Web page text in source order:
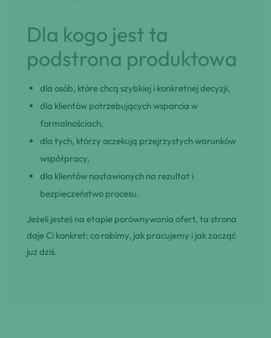
Dla kogo jest ta
podstrona produktowa
dla osób, które chcą szybkiej i konkretnej decyzji,
dla klientów potrzebujących wsparcia w
formalnościach,
dla tych, którzy oczekują przejrzystych warunków
współpracy,
dla klientów nastawionych na rezultat i
bezpieczeństwo procesu.
Jeżeli jesteś na etapie porównywania ofert, ta strona
daje Ci konkret: co robimy, jak pracujemy i jak zacząć
już dziś.